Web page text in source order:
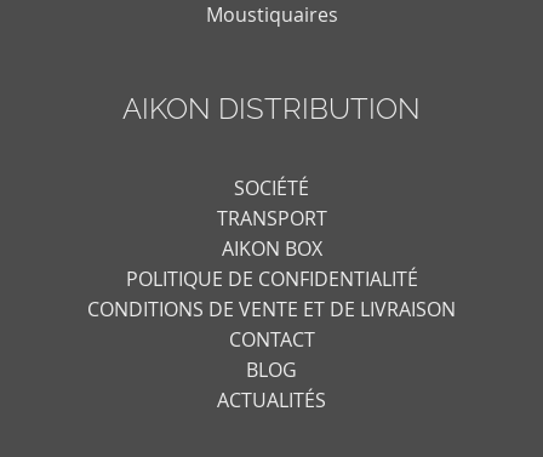
Moustiquaires
AIKON DISTRIBUTION
SOCIÉTÉ
TRANSPORT
AIKON BOX
POLITIQUE DE CONFIDENTIALITÉ
CONDITIONS DE VENTE ET DE LIVRAISON
CONTACT
BLOG
ACTUALITÉS